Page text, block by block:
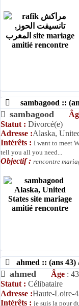
sambagood ::
sambagood
Statut : Divorcé(e)
Adresse :Alaska,
Intérêts : I want to meet
tell you all you need...
Objectif : rencontre
ahmed :: (ans 43)
ahmed Âge :
Statut : Célibataire
Adresse :
Intérêts : je suis la pour